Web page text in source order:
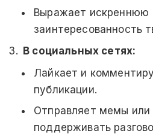
Выражает искреннюю
заинтересованность
В социальных сетях:
Лайкает и
публикации.
Отправляет мемы или
поддерживать